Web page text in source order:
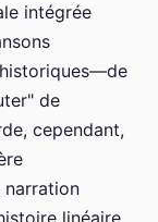
intégrée
de
cependant,
narration